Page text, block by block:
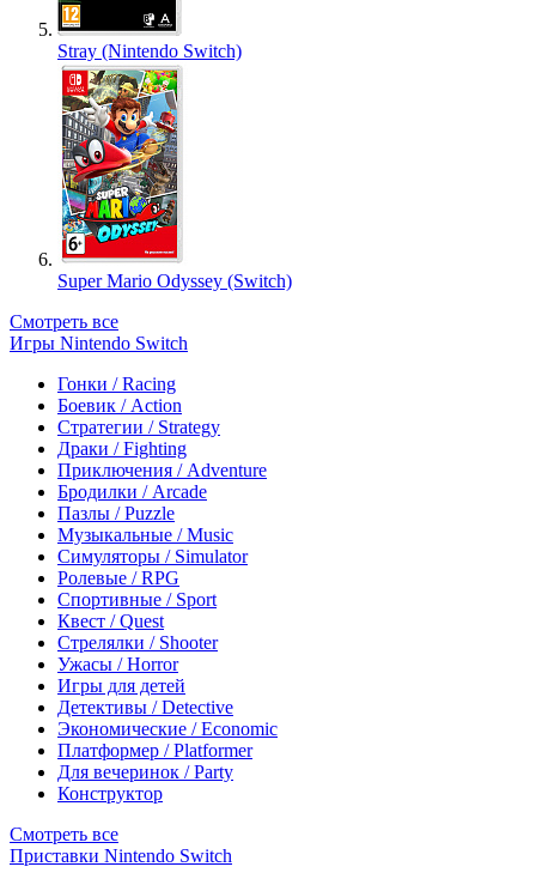
Stray (Nintendo Switch)
Super Mario Odyssey (Switch)
Смотреть все
Игры Nintendo Switch
Гонки / Racing
Боевик / Action
Стратегии / Strategy
Драки / Fighting
Приключения / Adventure
Бродилки / Arcade
Пазлы / Puzzle
Музыкальные / Music
Симуляторы / Simulator
Ролевые / RPG
Спортивные / Sport
Квест / Quest
Стрелялки / Shooter
Ужасы / Horror
Игры для детей
Детективы / Detective
Экономические / Economic
Платформер / Platformer
Для вечеринок / Party
Конструктор
Смотреть все
Приставки Nintendo Switch